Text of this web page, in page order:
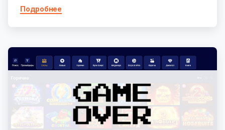
Подробнее